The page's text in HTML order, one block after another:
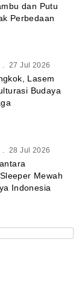
dan Putu
Perbedaan
. 27 Jul 2026
Lasem
Budaya
28 Jul 2026
Mewah
Indonesia